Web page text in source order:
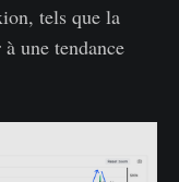
tels que la
une tendance